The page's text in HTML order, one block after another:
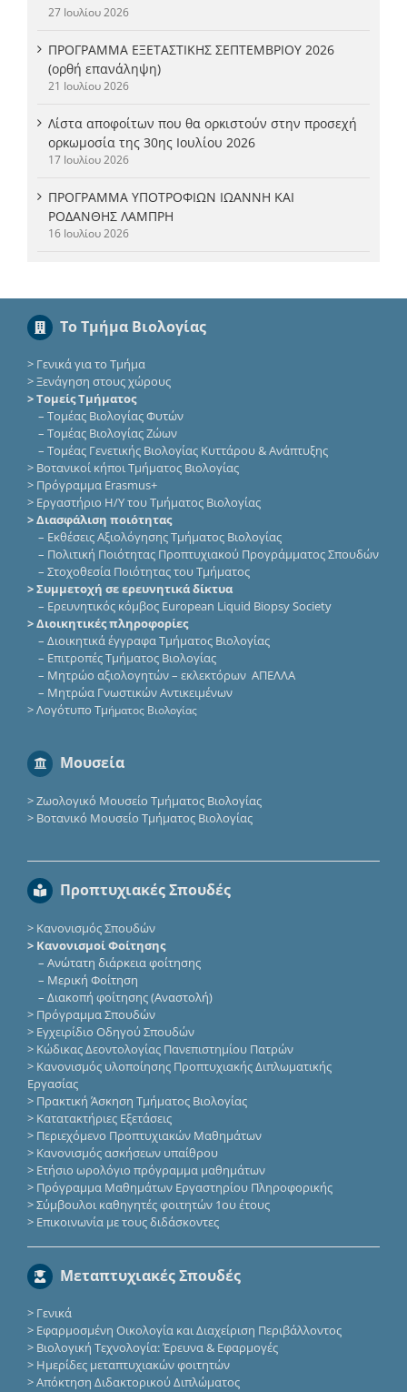
27 Ιουλίου 2026
ΠΡΟΓΡΑΜΜΑ ΕΞΕΤΑΣΤΙΚΗΣ ΣΕΠΤΕΜΒΡΙΟΥ 2026
(ορθή επανάληψη)
21 Ιουλίου 2026
Λίστα αποφοίτων που θα ορκιστούν στην προσεχή
ορκωμοσία της 30ης Ιουλίου 2026
17 Ιουλίου 2026
ΠΡΟΓΡΑΜΜΑ ΥΠΟΤΡΟΦΙΩΝ ΙΩΑΝΝΗ ΚΑΙ
ΡΟΔΑΝΘΗΣ ΛΑΜΠΡΗ
16 Ιουλίου 2026
Το Τμήμα Βιολογίας
> Γενικά για το Τμήμα
>Ξενάγηση στους χώρους
> Τομείς Τμήματος
– Τομέας Βιολογίας Φυτών
– Τομέας Βιολογίας Ζώων
– Τομέας Γενετικής Βιολογίας Κυττάρου & Ανάπτυξης
> Βοτανικοί κήποι Τμήματος Βιολογίας
> Πρόγραμμα Erasmus+
> Εργαστήριο Η/Υ του Τμήματος Βιολογίας
> Διασφάλιση ποιότητας
– Εκθέσεις Αξιολόγησης Τμήματος Βιολογίας
– Πολιτική Ποιότητας Προπτυχιακού Προγράμματος Σπουδών
– Στοχοθεσία Ποιότητας του Τμήματος
> Συμμετοχή σε ερευνητικά δίκτυα
– Eρευνητικός κόμβος European Liquid Biopsy Society
> Διοικητικές πληροφορίες
– Διοικητικά έγγραφα Τμήματος Βιολογίας
– Επιτροπές Τμήματος Βιολογίας
– Μητρώο αξιολογητών – εκλεκτόρων ΑΠΕΛΛΑ
– Μητρώα Γνωστικών Αντικειμένων
>Λογότυπο Τμήματος Βιολογίας
Μουσεία
>Ζωολογικό Μουσείο Τμήματος Βιολογίας
> Βοτανικό Μουσείο Τμήματος Βιολογίας
Προπτυχιακές Σπουδές
> Κανονισμός Σπουδών
> Κανονισμοί Φοίτησης
– Ανώτατη διάρκεια φοίτησης
– Μερική Φοίτηση
– Διακοπή φοίτησης (Αναστολή)
> Πρόγραμμα Σπουδών
> Εγχειρίδιο Οδηγού Σπουδών
> Κώδικας Δεοντολογίας Πανεπιστημίου Πατρών
> Κανονισμός υλοποίησης Προπτυχιακής Διπλωματικής
Εργασίας
> Πρακτική Άσκηση Τμήματος Βιολογίας
> Κατατακτήριες Eξετάσεις
> Περιεχόμενο Προπτυχιακών Μαθημάτων
> Κανονισμός ασκήσεων υπαίθρου
> Ετήσιο ωρολόγιο πρόγραμμα μαθημάτων
> Πρόγραμμα Μαθημάτων Εργαστηρίου Πληροφορικής
>Σύμβουλοι καθηγητές φοιτητών 1ου έτους
> Επικοινωνία με τους διδάσκοντες
Μεταπτυχιακές Σπουδές
> Γενικά
> Εφαρμοσμένη Οικολογία και Διαχείριση Περιβάλλοντος
>Βιολογική Τεχνολογία: Έρευνα & Εφαρμογές
> Ημερίδες μεταπτυχιακών φοιτητών
>Απόκτηση Διδακτορικού Διπλώματος